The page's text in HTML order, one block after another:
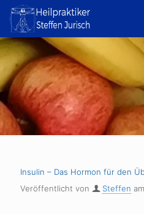
Insulin – Das Hormon für den
Veröffentlicht von
Steffen am